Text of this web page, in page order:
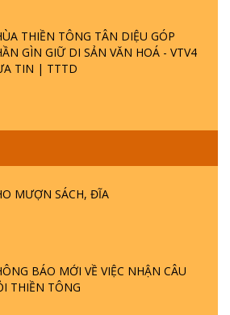
THIỀN TÔNG TÂN DIỆU GÓP
GÌN GIỮ DI SẢN VĂN HOÁ - VTV4
TIN | TTTD
MƯỢN SÁCH, ĐĨA
BÁO MỚI VỀ VIỆC NHẬN CÂU
THIỀN TÔNG
ĐẶC BIỆT P25 - SUỐT 49 NĂM
GÌ? TỬ VÌ ĐẠO
GIỚI CÓ THỜI GIAN KHÔNG? |